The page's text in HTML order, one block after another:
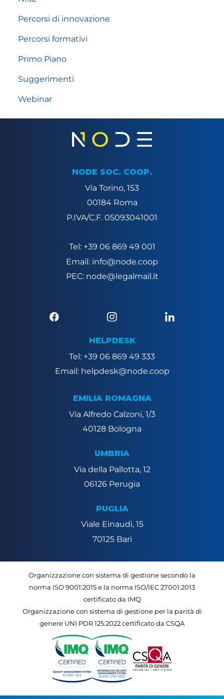
Percorsi di innovazione
Percorsi formativi
Primo Piano
Suggerimenti
Webinar
NODE SOC. COOP.
Via Torino, 153
00184 Roma
P.IVA/C.F. 05093041001
Tel: +39 06 869 49 001
Email: info@node.coop
PEC: node@legalmail.it
HELPDESK
Tel: +39 06 869 49 333
Email: helpdesk@node.coop
EMILIA ROMAGNA
Via Alfredo Calzoni, 1/3
40128 Bologna
UMBRIA
Via della Pallotta, 12
06126 Perugia
PUGLIA
Viale Einaudi, 15
70125 Bari
Organizzazione con sistema di gestione secondo la
norma ISO 9001:2015 e la norma ISO/IEC 27001:2013
certificato da IMQ
Organizzazione con sistema di gestione per la parità di
genere UNI PDR 125:2022 certificato da CSQA